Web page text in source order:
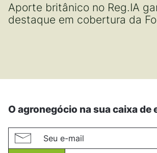
Aporte britânico no Reg.IA
destaque em cobertura da
O agronegócio na sua caixa de